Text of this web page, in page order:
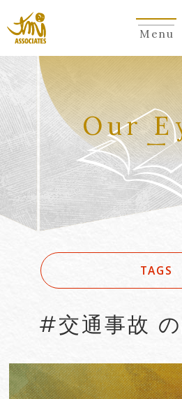
Menu
Our
TAGS
#Account seizure
#aerospace
#Agentic AI
#交通事故